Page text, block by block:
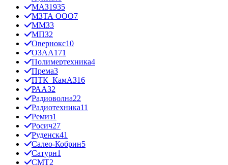
МАЗ1935
МЗТА ООО7
ММЗ3
МПЗ2
Овернокс10
ОЗАА171
Полимертехника4
Према3
ПТК_КамАЗ16
РААЗ2
Радиоволна22
Радиотехника11
Ремиз1
Росич27
Руденск41
Салео-Кобрин5
Сатурн1
СМТ2